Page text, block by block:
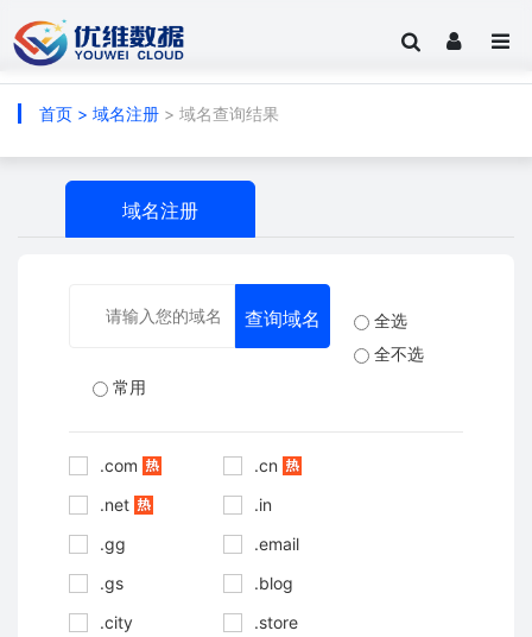
首页 > 域名注册 > 域名查询结果
域名注册
全选
全不选
常用
.com
.cn
.net
.in
.gg
.email
.gs
.blog
.city
.store